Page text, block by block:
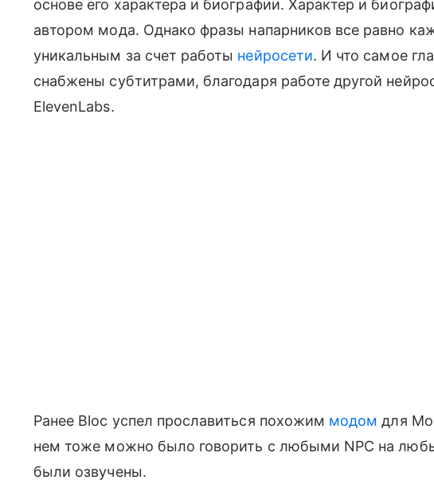
основе его характера и биографии. Характер и
автором мода. Однако фразы напарников все равно
уникальным за счет работы нейросети. И что самое
снабжены субтитрами, благодаря работе другой
ElevenLabs.
Ранее Bloc успел прославиться похожим модом для
нем тоже можно было говорить с любыми NPC на
были озвучены.